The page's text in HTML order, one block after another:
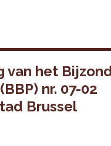
van het
nr. 07-02
Brussel